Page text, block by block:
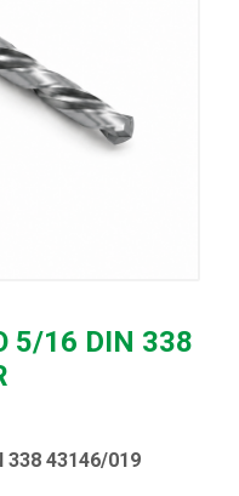
5/16 DIN 338
338 43146/019